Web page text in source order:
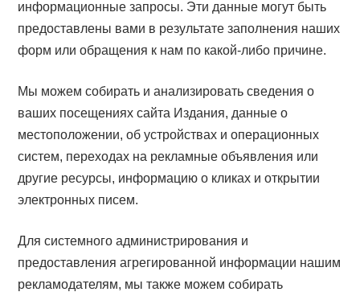
информационные запросы. Эти данные могут быть
предоставлены вами в результате заполнения наших
форм или обращения к нам по какой-либо причине.
Мы можем собирать и анализировать сведения о
ваших посещениях сайта Издания, данные о
местоположении, об устройствах и операционных
систем, переходах на рекламные объявления или
другие ресурсы, информацию о кликах и открытии
электронных писем.
Для системного администрирования и
предоставления агрегированной информации нашим
рекламодателям, мы также можем собирать